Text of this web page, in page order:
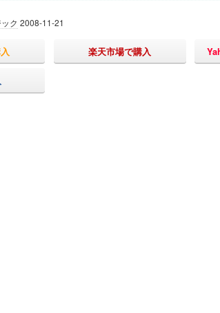
ク 2008-11-21
楽天市場で購入